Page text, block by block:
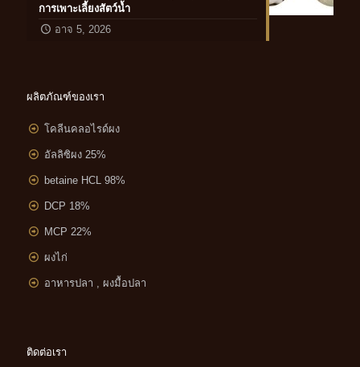
การเพาะเลี้ยงสัตว์น้ำ
อาจ 5, 2026
ผลิตภัณฑ์ของเรา
โคลีนคลอไรด์ผง
อัลลิซิผง 25%
betaine HCL 98%
DCP 18%
MCP 22%
ผงไก่
อาหารปลา , ผงมื้อปลา
ติดต่อเรา